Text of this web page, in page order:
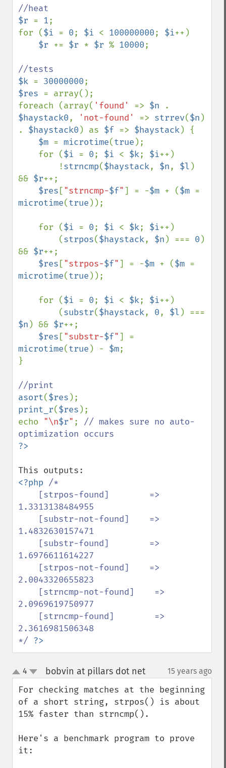
$r = 1;
for ($i = 0; $i < 100000000; $i++)
$r += $r * $r % 10000;
$k = 30000000
$res = array();
foreach (array( 'found' => $n
$haystack0, 'not-found' => strrev($n )
. $haystack0 ) as $f => $haystack) {
$m = microtime(true );
    for (
$i = 0; $i < $k; $i++)
        !
strncmp($haystack, $n, $l )
&& $r++;
$res ["strncmp-$f"] = -$m + ($m
microtime(true ));
    for (
$i = 0; $i < $k; $i++)
        (
strpos($haystack, $n ) === 0 )
&& $r++;
$res ["strpos-$f"] = -$m + ($m
microtime(true ));
    for (
$i = 0; $i < $k; $i++)
        (
substr($haystack, 0, $l
$n ) && $r++;
$res ["substr-$f"
microtime(true ) - $m;
}
asort($res
print_r($res );
echo "\n$r" ; // makes sure no auto-
<?php /*
1.3313138484955
1.4832630157471
1.6976611614227
2.0043320655823
2.0969619750977
2.3616981506348
*/ ?>
up
down
4 bobvin at pillars dot net¶ 15 years ago
For checking matches at the beginning
of a short string, strpos() is about
15% faster than strncmp().
Here's a benchmark program to prove
it: